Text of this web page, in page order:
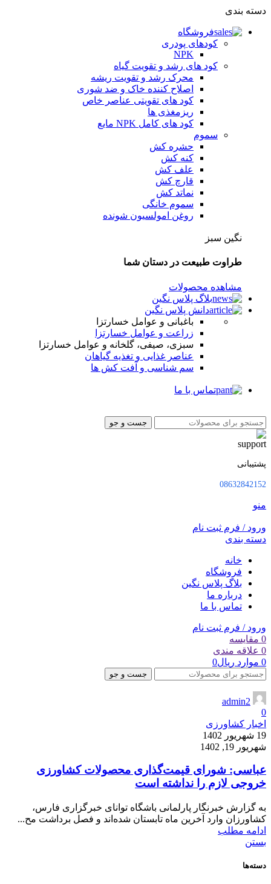
دسته بندی
فروشگاه
کودهای پودری
NPK
کود های رشد و تقویت گیاه
محرک رشد و تقویت ریشه
اصلاح کننده خاک و ضد شوری
کود های تقویتی عناصر خاص
ریزمغذی ها
کود های کامل NPK مایع
سموم
حشره کش
کنه کش
علف کش
قارچ کش
نماتد کش
سموم خانگی
روغن امولسیون شونده
نگین سبز
طراوت طبیعت در دستان شما
مشاهده محصولات
بلاگ پلاس نگین
دانش پلاس نگین
باغبانی و عوامل خسارتزا
زراعت و عوامل خسارتزا
سبزی، صیفی، گلخانه و عوامل خسارتزا
عناصر غذایی و تغذیه گیاهان
سم شناسی و آفت کش ها
تماس با ما
جست و جو
پشتیبانی
08632842152
منو
ورود / فرم ثبت نام
دسته بندی
خانه
فروشگاه
بلاگ پلاس نگین
درباره ما
تماس با ما
ورود / فرم ثبت نام
0 مقایسه
0 علاقه مندی
0 موارد ریال0
جست و جو
admin2
0
اخبار کشاورزی
19 شهریور 1402
شهریور 19, 1402
عباسی: شورای قیمت‌گذاری محصولات کشاورزی
خروجی لازم را نداشته است
به گزارش خبرنگار پارلمانی باشگاه توانای خبرگزاری فارس،
کشاورزان وارد آخرین ماه تابستان شده‌اند و فصل برداشت مح...
ادامه مطلب
بستن
دسته‌ها